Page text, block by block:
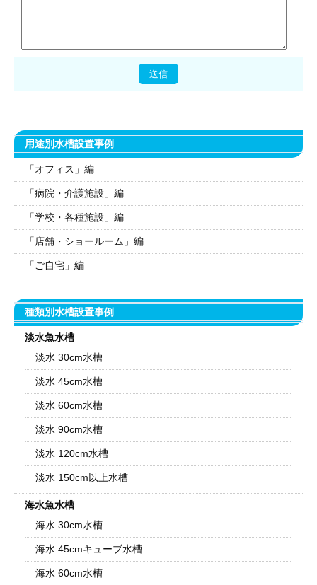
用途別水槽設置事例
「オフィス」編
「病院・介護施設」編
「学校・各種施設」編
「店舗・ショールーム」編
「ご自宅」編
種類別水槽設置事例
淡水魚水槽
淡水 30cm水槽
淡水 45cm水槽
淡水 60cm水槽
淡水 90cm水槽
淡水 120cm水槽
淡水 150cm以上水槽
海水魚水槽
海水 30cm水槽
海水 45cmキューブ水槽
海水 60cm水槽